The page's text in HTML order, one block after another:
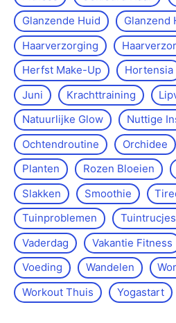
Glanzende Huid
Glanzend
Haarverzorging
Herfst Make-Up
Hortensia
Juni
Krachttraining
Natuurlijke Glow
Nuttige
Ochtendroutine
Orchidee
Planten
Rozen Bloeien
Slakken
Smoothie
Tuinproblemen
Vaderdag
Vakantie Fitness
Voeding
Wandelen
Workout Thuis
Yoga­start